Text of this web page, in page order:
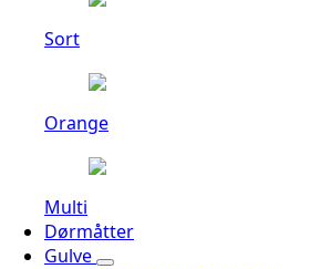
Sort
Orange
Multi
Dørmåtter
Gulve